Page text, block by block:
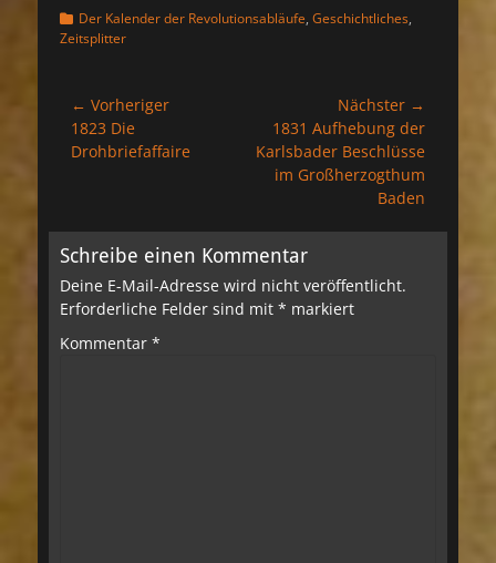
Kategorien
Der Kalender der Revolutionsabläufe, Geschichtliches,
Zeitsplitter
Beitragsnavigation
← Vorheriger
Vorheriger
Beitrag:
1823 Die
Drohbriefaffaire
Nächster →
Nächster
Beitrag:
1831 Aufhebung der
Karlsbader Beschlüsse
im Großherzogthum
Baden
Schreibe einen Kommentar
Deine E-Mail-Adresse wird nicht veröffentlicht.
Erforderliche Felder sind mit * markiert
Kommentar *